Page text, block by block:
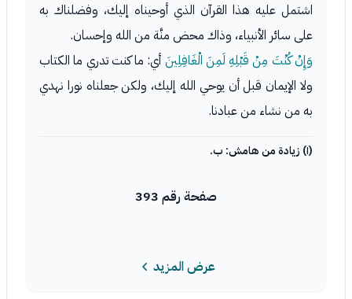
اشتمل عليه هذا القرآن الذي أوحيناه إليك، وفضلناك به
على سائر الأنبياء، وذاك محض منَّة من الله وإحسان.
وَإِنْ كُنْتَ مِنْ قَبْلِهِ لَمِنَ الْغَافِلِينَ أي: ما كنت تدري ما الكتاب
ولا الإيمان قبل أن يوحي الله إليك، ولكن جعلناه نورا نهدي
به من نشاء من عبادنا.
(١) زيادة من هامش: ب.
صفحة رقم 393
عرض المزيد